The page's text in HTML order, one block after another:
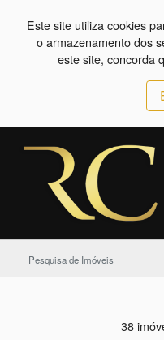
Este site utiliza cookies
o armazenamento dos
este site, concorda
Pesquisa de Imóveis
38